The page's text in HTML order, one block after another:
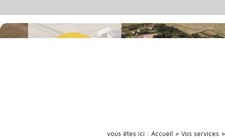
vous êtes ici : Accueil > Vos services